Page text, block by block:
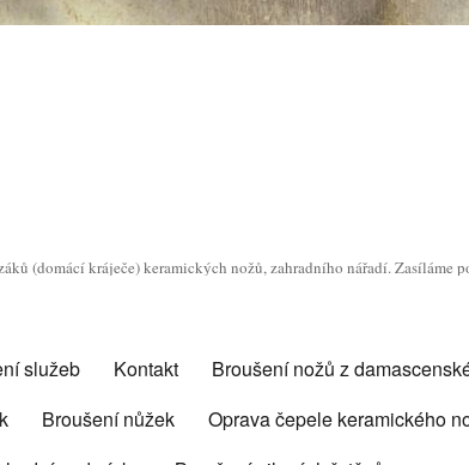
(domácí kráječe) keramických nožů, zahradního nářadí. Zasíláme
služeb Kontakt Broušení nožů z
Broušení nůžek Oprava čepele keramického